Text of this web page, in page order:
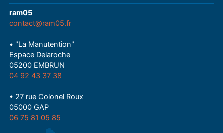
ram05
contact@ram05.fr
• "La Manutention"
Espace Delaroche
05200 EMBRUN
04 92 43 37 38
• 27 rue Colonel Roux
05000 GAP
06 75 81 05 85